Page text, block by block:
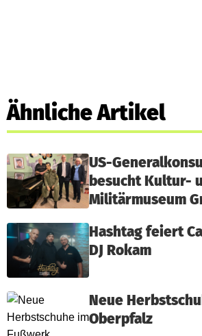
Ähnliche Artikel
US-
besucht Kultur-
Militärmuseum
Hashtag feiert
DJ Rokam
Neue
Oberpfalz